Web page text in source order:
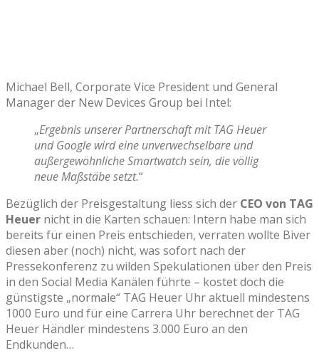
Michael Bell, Corporate Vice President und General
Manager der New Devices Group bei Intel:
„Ergebnis unserer Partnerschaft mit TAG Heuer
und Google wird eine unverwechselbare und
außergewöhnliche Smartwatch sein, die völlig
neue Maßstäbe setzt.“
Bezüglich der Preisgestaltung liess sich der CEO von TAG
Heuer nicht in die Karten schauen: Intern habe man sich
bereits für einen Preis entschieden, verraten wollte Biver
diesen aber (noch) nicht, was sofort nach der
Pressekonferenz zu wilden Spekulationen über den Preis
in den Social Media Kanälen führte – kostet doch die
günstigste „normale“ TAG Heuer Uhr aktuell mindestens
1000 Euro und für eine Carrera Uhr berechnet der TAG
Heuer Händler mindestens 3.000 Euro an den
Endkunden…